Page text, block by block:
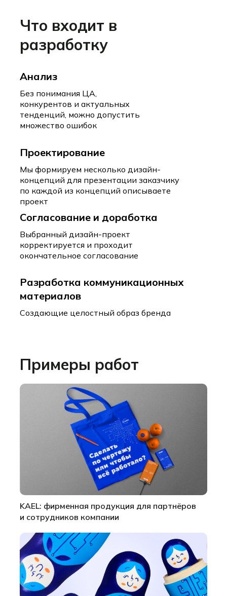
Что входит в
разработку
Создающие целостный образ бренда
Разработка коммуникационных
материалов
Выбранный дизайн-проект
корректируется и проходит
окончательное согласование
Согласование и доработка
Мы формируем несколько дизайн-
концепций для презентации заказчику
по каждой из концепций описываете
проект
Проектирование
Анализ
Без понимания ЦА,
конкурентов и актуальных
тенденций, можно допустить
множество ошибок
Примеры работ
KAEL: фирменная продукция для партнёров
и сотрудников компании